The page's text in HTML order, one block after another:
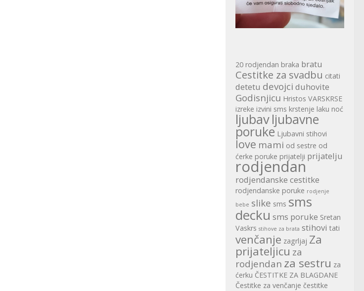
20 rodjendan braka bratu
Cestitke za svadbu citati
detetu devojci duhovite
Godisnjicu Hristos VARSKRSE
izreke izvini sms krstenje laku noć
ljubavljubavne
poruke Ljubavni stihovi
love mami od sestre od
ćerke poruke prijatelji prijatelju
rodjendan
rodjendanske cestitke
rodjendanske poruke rodjenje
bebe slike sms sms
decku sms poruke Sretan
Vaskrs stihove za brata stihovi tati
venčanje zagrljaj Za
prijateljicu za
rodjendan za sestru za
ćerku ČESTITKE ZA BLAGDANE
Čestitke za venčanje čestitke